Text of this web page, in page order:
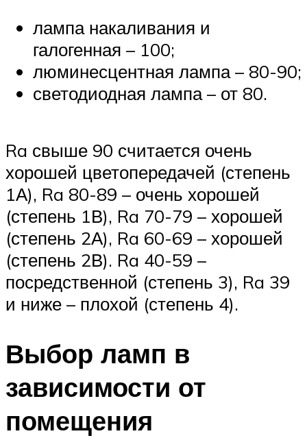
лампа накаливания и
галогенная – 100;
люминесцентная лампа – 80-90;
светодиодная лампа – от 80.
Ra свыше 90 считается очень
хорошей цветопередачей (степень
1А), Ra 80-89 – очень хорошей
(степень 1В), Ra 70-79 – хорошей
(степень 2А), Ra 60-69 – хорошей
(степень 2В). Ra 40-59 –
посредственной (степень 3), Ra 39
и ниже – плохой (степень 4).
Выбор ламп в
зависимости от
помещения